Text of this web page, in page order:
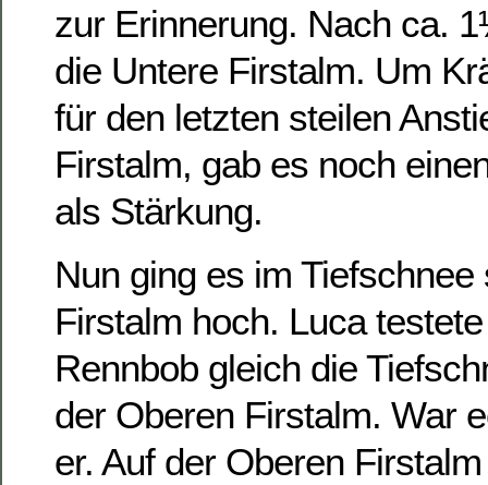
zur Erinnerung. Nach ca.
die Untere Firstalm. Um
für den letzten steilen
Firstalm, gab es noch
als Stärkung.
Nun ging es im
Firstalm hoch. Luca
Rennbob gleich die
der Oberen Firstalm. War
er. Auf der Oberen